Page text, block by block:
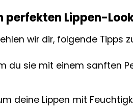
Lippen-
wir dir, folgende Tipps
du sie mit einem sanften
deine Lippen mit